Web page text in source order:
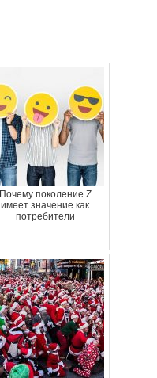
Почему поколение Z
имеет значение как
потребители